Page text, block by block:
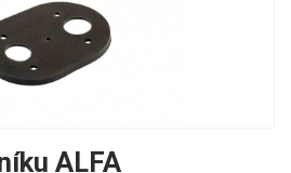
ALFA